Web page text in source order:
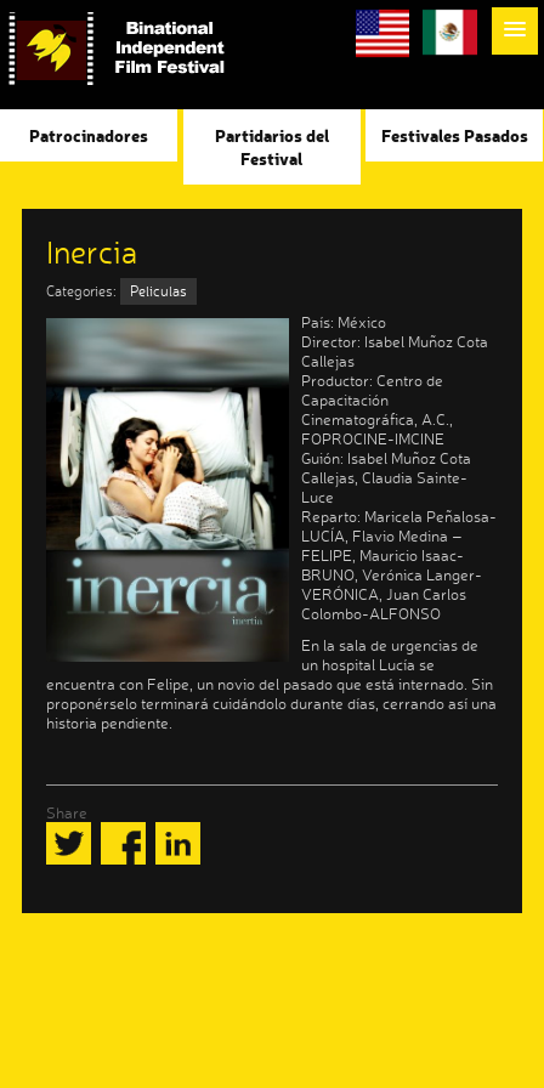
Patrocinadores
Partidarios del
Festival
Festivales Pasados
Inercia
Categories: Peliculas
País: México
Director: Isabel Muñoz Cota
Callejas
Productor: Centro de
Capacitación
Cinematográfica, A.C.,
FOPROCINE-IMCINE
Guión: Isabel Muñoz Cota
Callejas, Claudia Sainte-
Luce
Reparto: Maricela Peñalosa-
LUCÍA, Flavio Medina –
FELIPE, Mauricio Isaac-
BRUNO, Verónica Langer-
VERÓNICA, Juan Carlos
Colombo-ALFONSO
En la sala de urgencias de
un hospital Lucía se
encuentra con Felipe, un novio del pasado que está internado. Sin
proponérselo terminará cuidándolo durante días, cerrando así una
historia pendiente.
Share